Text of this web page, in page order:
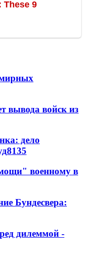
мирных
вывода войск из
дело
8135
военному в
Бундесвера:
дилеммой -